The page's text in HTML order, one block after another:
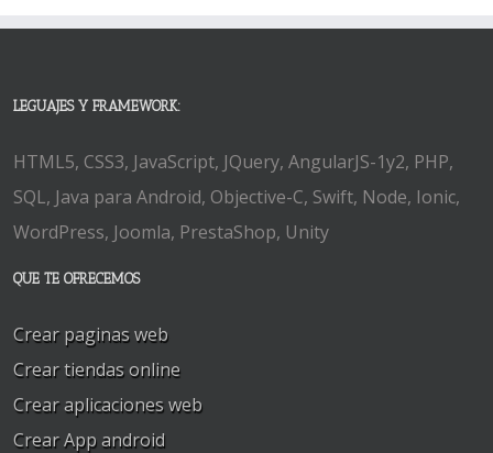
LEGUAJES Y FRAMEWORK:
HTML5, CSS3, JavaScript, JQuery, AngularJS-1y2, PHP,
SQL, Java para Android, Objective-C, Swift, Node, Ionic,
WordPress, Joomla, PrestaShop, Unity
QUE TE OFRECEMOS
Crear paginas web
Crear tiendas online
Crear aplicaciones web
Crear App android